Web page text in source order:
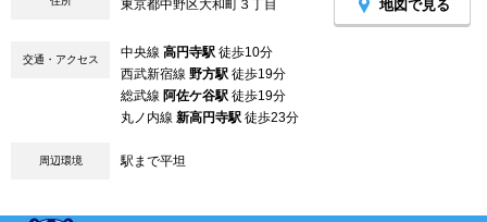
東京都中野区大和町３丁目 地図で見る
交通・アクセス 中央線 高円寺駅 徒歩10分
西武新宿線 野方駅 徒歩19分
総武線 阿佐ケ谷駅 徒歩19分
丸ノ内線 新高円寺駅 徒歩23分
周辺環境 駅まで平坦